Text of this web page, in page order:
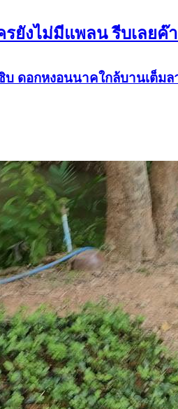
ยังไม่มีแพลน รีบเลยค๊
บ ดอกหงอนนาคใกล้บานเต็